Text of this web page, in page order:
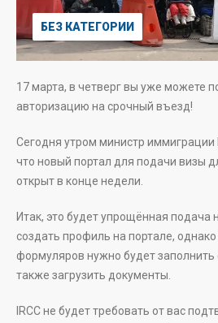
БЕЗ КАТЕГОРИИ
17 марта, в четверг вы уже можете
авторизацию на срочный въезд!
Сегодня утром министр
что новый портал для подачи визы
открыт в конце недели.
Итак, это будет упрощённая подача
создать профиль на портале,
формуляров нужно будет
также загрузить документы.
IRCC не будет требовать от вас